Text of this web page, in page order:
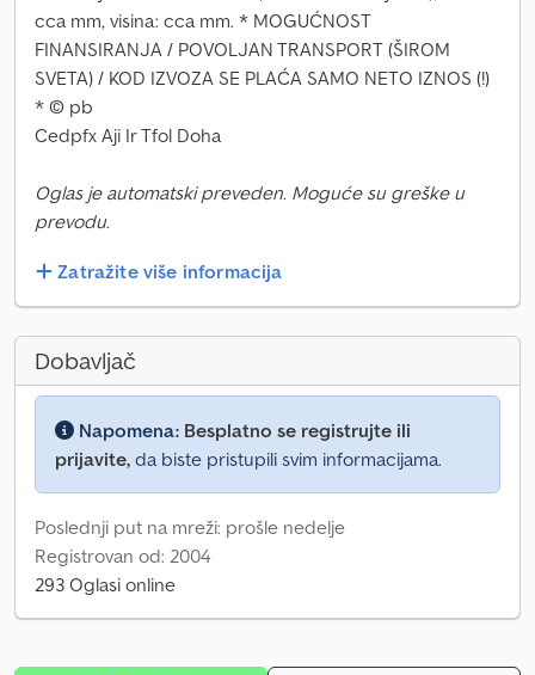
cca mm, visina: cca mm. * MOGUĆNOST
FINANSIRANJA / POVOLJAN TRANSPORT (ŠIROM
SVETA) / KOD IZVOZA SE PLAĆA SAMO NETO IZNOS (!)
* © pb
Cedpfx Aji Ir Tfol Doha
Oglas je automatski preveden. Moguće su greške u
prevodu.
Zatražite više informacija
Dobavljač
Napomena: Besplatno se registrujte ili
prijavite, da biste pristupili svim informacijama.
Poslednji put na mreži: prošle nedelje
Registrovan od: 2004
293 Oglasi online